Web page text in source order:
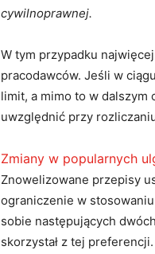
cywilnoprawnej.
W tym przypadku
pracodawców. Jeśli w
limit, a mimo to w dalszym
uwzględnić przy
Zmiany w popularnych
Znowelizowane przepisy
ograniczenie w
sobie następujących
skorzystał z tej